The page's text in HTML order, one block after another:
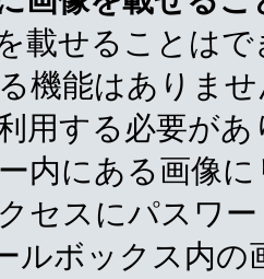
載せることは
機能はありま
用する必要が
内にある画像
セスにパスワ
ルボックス内